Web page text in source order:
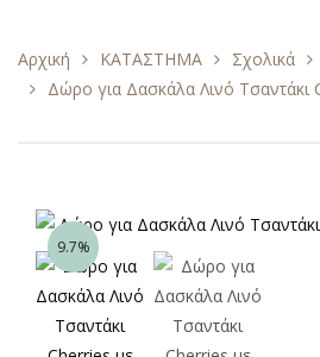
Αρχική ΚΑΤΑΣΤΗΜΑ Σχολικά
Δώρο για Δασκάλα Λινό Τσαντάκι
9.7%